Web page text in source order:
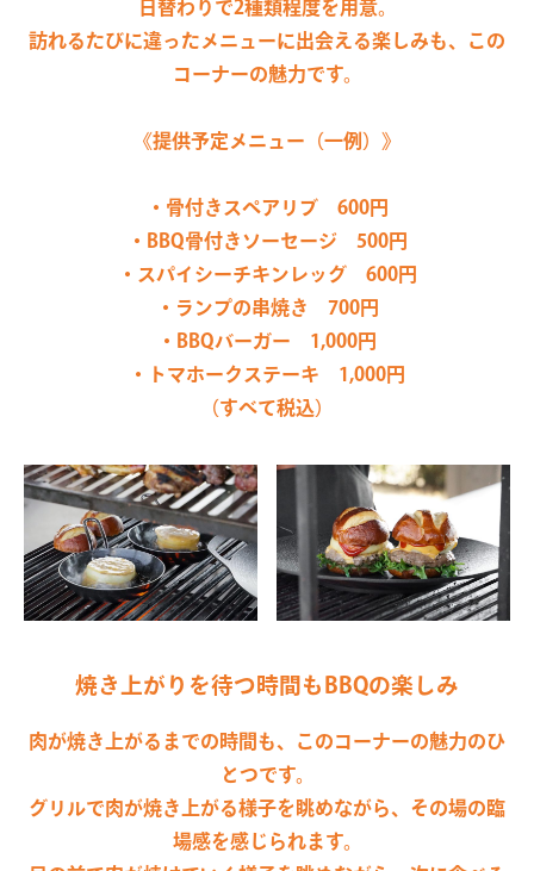
日替わりで2種類程度を用意。
訪れるたびに違ったメニューに出会える楽しみも、この
コーナーの魅力です。
《提供予定メニュー（一例）》
・骨付きスペアリブ 600円
・BBQ骨付きソーセージ 500円
・スパイシーチキンレッグ 600円
・ランプの串焼き 700円
・BBQバーガー 1,000円
・トマホークステーキ 1,000円
（すべて税込）
焼き上がりを待つ時間もBBQの楽しみ
肉が焼き上がるまでの時間も、このコーナーの魅力のひ
とつです。
グリルで肉が焼き上がる様子を眺めながら、その場の臨
場感を感じられます。